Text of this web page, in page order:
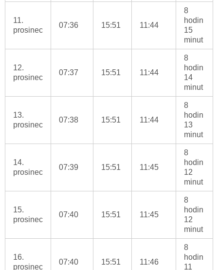
11.
prosinec
07:36 15:51 11:44
8
hodin
15
minut
12.
prosinec
07:37 15:51 11:44
8
hodin
14
minut
13.
prosinec
07:38 15:51 11:44
8
hodin
13
minut
14.
prosinec
07:39 15:51 11:45
8
hodin
12
minut
15.
prosinec
07:40 15:51 11:45
8
hodin
12
minut
16.
prosinec
07:40 15:51 11:46
8
hodin
11